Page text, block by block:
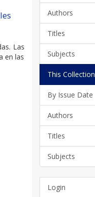
Las
en las
Authors
Titles
Subjects
This Collection
By Issue Date
Authors
Titles
Subjects
Login